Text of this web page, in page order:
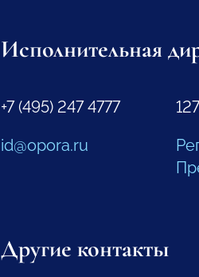
Исполнительная
+7 (495) 247 4777
id@opora.ru
Другие контакты